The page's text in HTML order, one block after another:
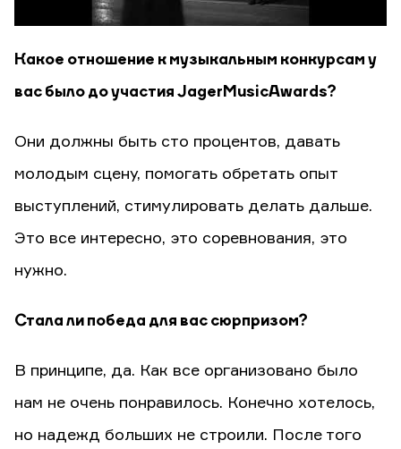
Какое отношение к музыкальным конкурсам у
вас было до участия JagerMusicAwards?
Они должны быть сто процентов, давать
молодым сцену, помогать обретать опыт
выступлений, стимулировать делать дальше.
Это все интересно, это соревнования, это
нужно.
Стала ли победа для вас сюрпризом?
В принципе, да. Как все организовано было
нам не очень понравилось. Конечно хотелось,
но надежд больших не строили. После того